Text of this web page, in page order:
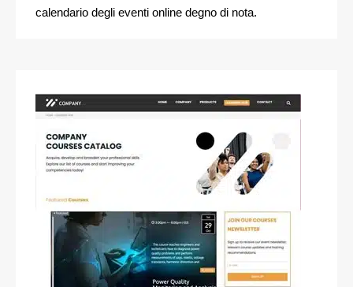
calendario degli eventi online degno di nota.